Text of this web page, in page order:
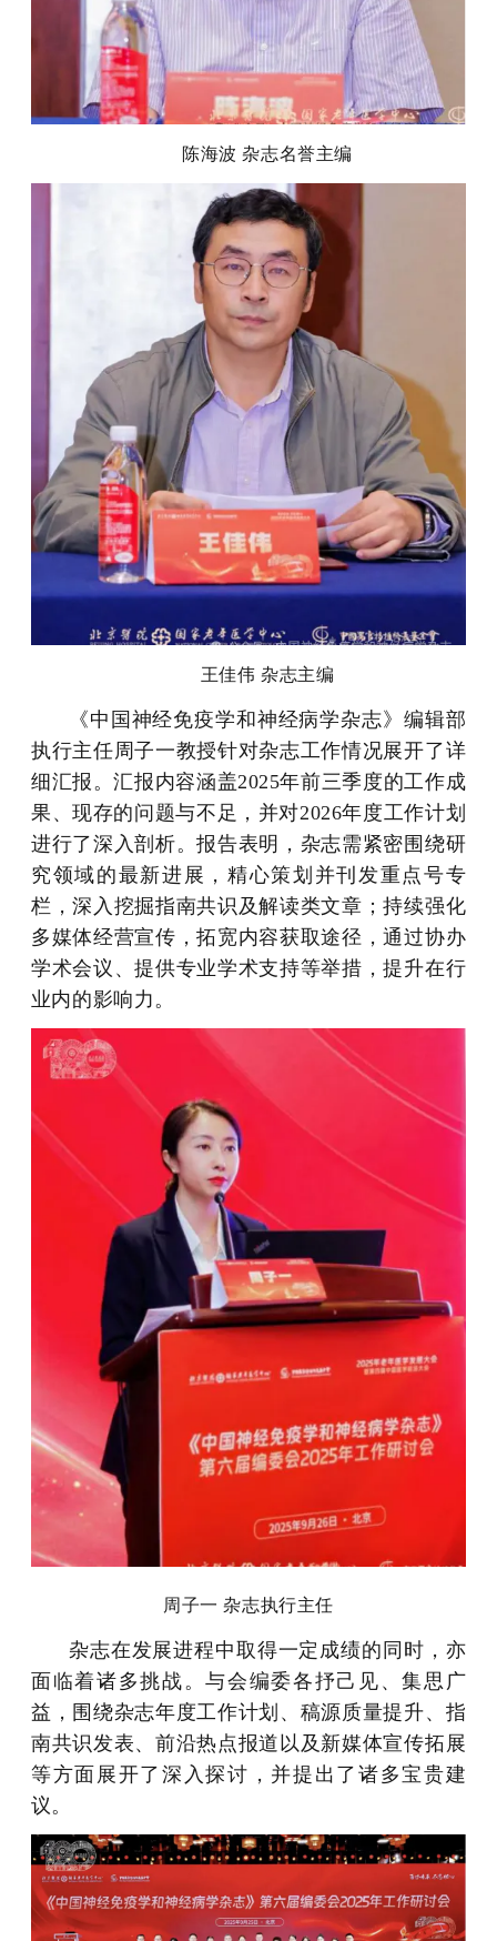
陈海波 杂志名誉主编
王佳伟 杂志主编
《中国神经免疫学和神经病学杂志》编辑部
执行主任周子一教授针对杂志工作情况展开了详
细汇报。汇报内容涵盖2025年前三季度的工作成
果、现存的问题与不足，并对2026年度工作计划
进行了深入剖析。报告表明，杂志需紧密围绕研
究领域的最新进展，精心策划并刊发重点号专
栏，深入挖掘指南共识及解读类文章；持续强化
多媒体经营宣传，拓宽内容获取途径，通过协办
学术会议、提供专业学术支持等举措，提升在行
业内的影响力。
周子一 杂志执行主任
杂志在发展进程中取得一定成绩的同时，亦
面临着诸多挑战。与会编委各抒己见、集思广
益，围绕杂志年度工作计划、稿源质量提升、指
南共识发表、前沿热点报道以及新媒体宣传拓展
等方面展开了深入探讨，并提出了诸多宝贵建
议。